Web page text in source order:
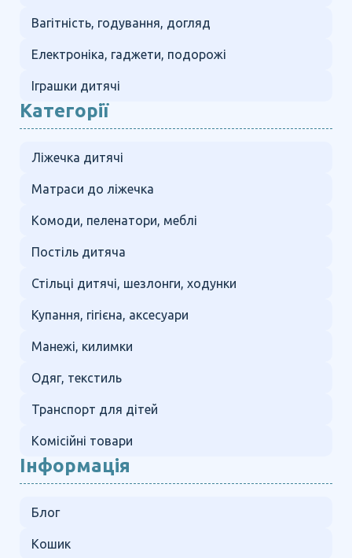
Вагітність, годування, догляд
Електроніка, гаджети, подорожі
Іграшки дитячі
Категорії
Ліжечка дитячі
Матраси до ліжечка
Комоди, пеленатори, меблі
Постіль дитяча
Стільці дитячі, шезлонги, ходунки
Купання, гігієна, аксесуари
Манежі, килимки
Одяг, текстиль
Транспорт для дітей
Комісійні товари
Інформація
Блог
Кошик